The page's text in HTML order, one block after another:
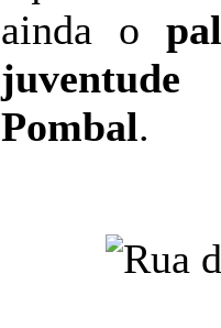
ainda o
Pombal.